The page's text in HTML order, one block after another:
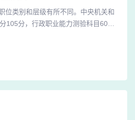
位类别和层级有所不同。中央机关和
105分，行政职业能力测验科目60
不同年份的最低控制线有所不同。20